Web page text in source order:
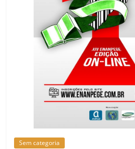
Sem categoria